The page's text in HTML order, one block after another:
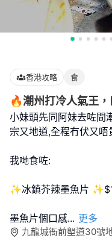
香港攻略 食
🔥潮州打冷人氣王，
小妹頭先同阿妹去咗間
宗又地道,全程冇伏又唔
我哋食咗:
✨冰鎮芥辣墨魚片
墨魚片個口感... 更多
九龍城衙前塱道30號